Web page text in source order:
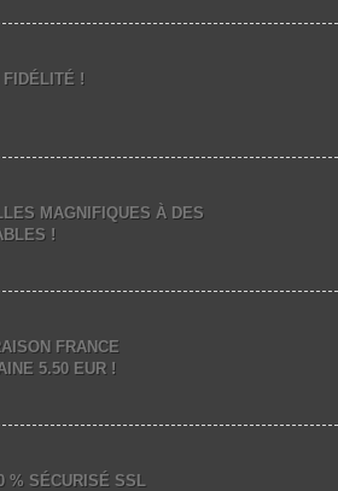
FIDÉLITÉ !
MAGNIFIQUES À DES
!
FRANCE
5.50 EUR !
% SÉCURISÉ SSL